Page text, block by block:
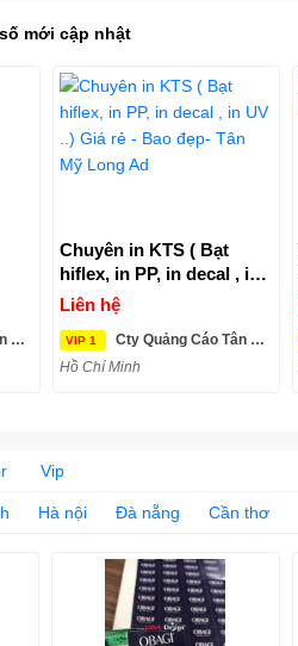
mới cập nhật
Chuyên in KTS ( Bạt
hiflex, in PP, in decal , in
UV ..) Giá rẻ - Bao đẹp-
Tân Mỹ Long Ad
Liên hệ
VIP 1
Cty Quảng Cáo Tân Mỹ Long
Hồ Chí Minh
Vip
Hà nội Đà nẵng Cần thơ